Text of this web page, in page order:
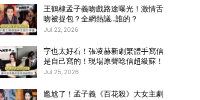
王鶴棣孟子義吻戲路途曝光！激情舌
吻被捉包？全網熱議…誰的？
Jul 22, 2026
字也太好看！張凌赫新劇繁體手寫信
是自己寫的！現場原聲唸信超級蘇！
Jul 25, 2026
尷尬了！孟子義《百花殺》大女主劇